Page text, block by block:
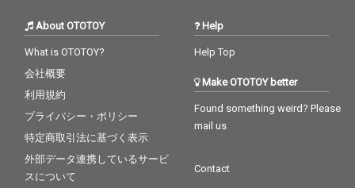
About OTOTOY
What is OTOTOY?
会社概要
利用規約
プライバシー・ポリシー
特定商取引法に基づく表示
外部データ連携しているサービ
スについて
Help
Help Top
Make OTOTOY better
Found something weird? Please
mail us
Contact